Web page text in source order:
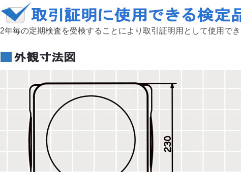
2年毎の定期検査を受検することにより取引証明用として使用で